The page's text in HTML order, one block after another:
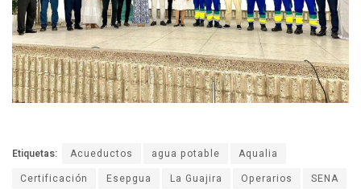
Etiquetas: Acueductos agua potable
Aqualia
Certificación
Esepgua La Guajira Operarios
SENA